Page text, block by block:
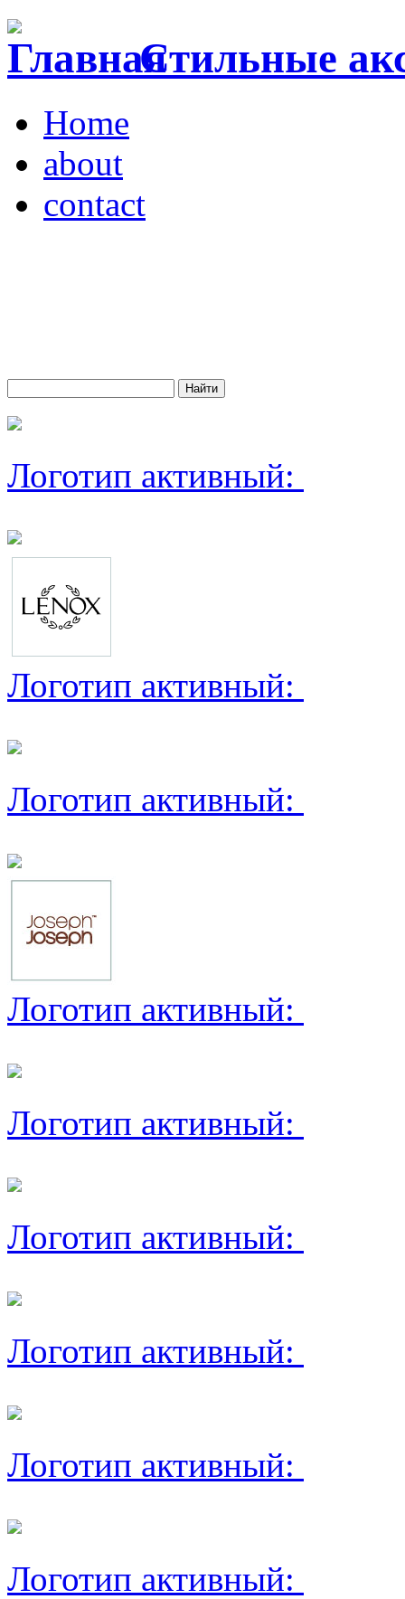
Стильные
Home
about
contact
Логотип активный:
Логотип активный:
Логотип активный:
Логотип активный:
Логотип активный:
Логотип активный:
Логотип активный:
Логотип активный:
Логотип активный: